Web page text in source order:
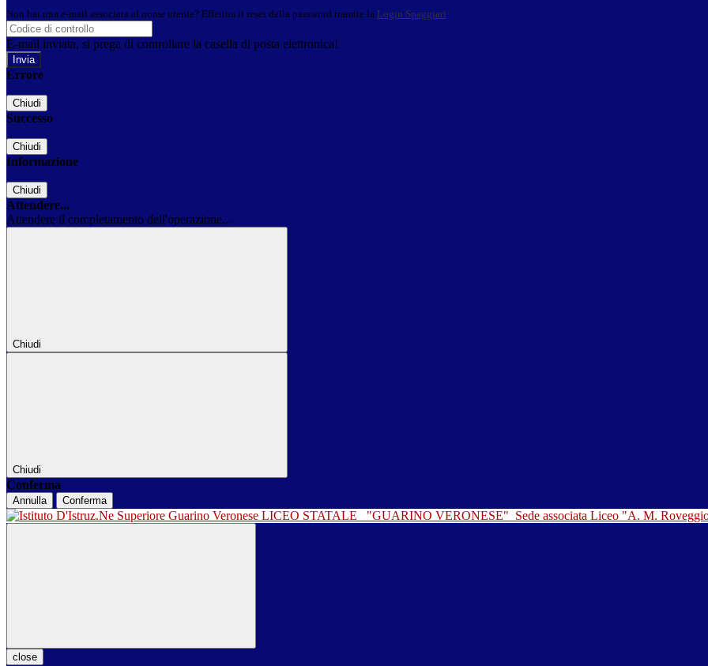
Non hai una e-mail associata al nome utente? Effettua il reset della password tramite la Login Spaggiari
E-mail inviata, si prega di controllare la casella di posta elettronica!
Errore
Chiudi
Successo
Chiudi
Informazione
Chiudi
Attendere...
Attendere il completamento dell'operazione...
Chiudi
Chiudi
Conferma
Annulla Conferma
LICEO STATALE "GUARINO VERONESE" Sede associata Liceo "A. M.
close